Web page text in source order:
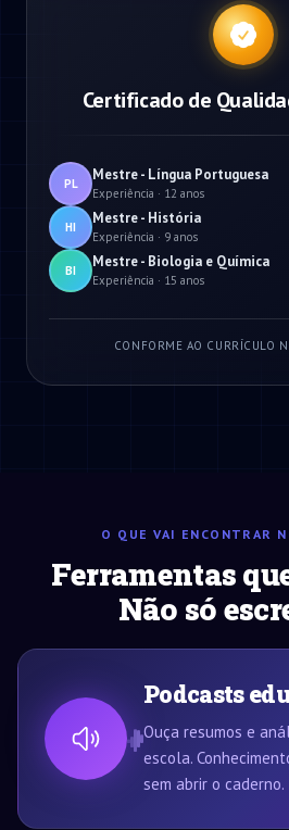
Certificado de
PL Mestre - Língua Portuguesa
Experiência · 12 anos
HI Mestre - História
Experiência · 9 anos
BI Mestre - Biologia e Química
Experiência · 15 anos
CONFORME AO CURRÍCULO
O QUE VAI ENCONTRAR
Ferramentas
Não só
Podcasts
Ouça resumos e
escola.
sem abrir o caderno.